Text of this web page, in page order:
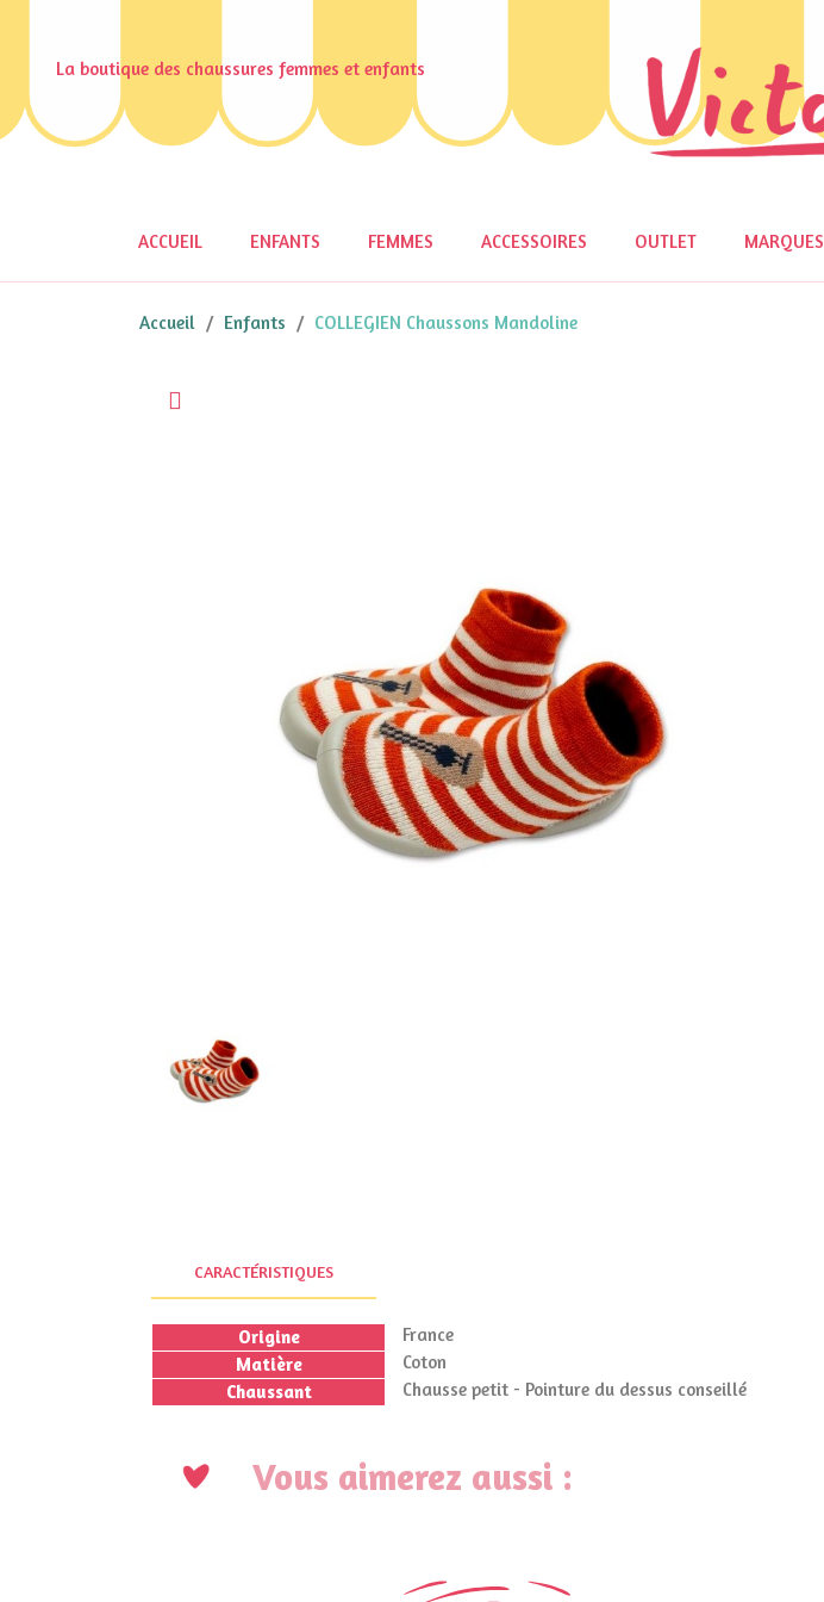
La boutique des chaussures femmes et enfants
ACCUEIL ENFANTS FEMMES ACCESSOIRES OUTLET MARQUES
Accueil Enfants COLLEGIEN Chaussons Mandoline
CARACTÉRISTIQUES
Origine
France
Matière
Coton
Chaussant
Chausse petit - Pointure du dessus conseillé
Vous aimerez aussi :